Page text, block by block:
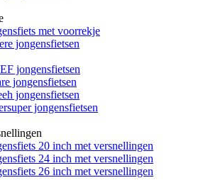
met voorrekje
jongensfietsen
jongensfietsen
jongensfietsen
jongensfietsen
jongensfietsen
20 inch met versnellingen
24 inch met versnellingen
26 inch met versnellingen